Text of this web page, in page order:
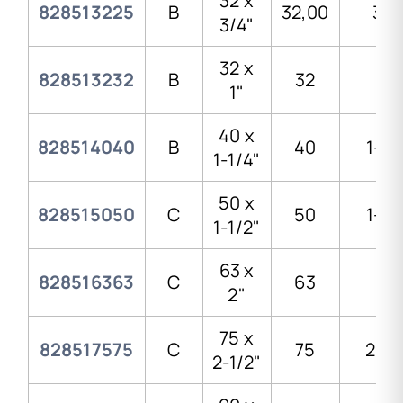
828513225 B
3/4"
32,00 3/
828513232 B
32 x
1"
32
828514040 B
40 x
1-1/4"
40 1-1/
828515050 C
50 x
1-1/2"
50 1-1/
828516363 C
63 x
2"
63
828517575 C
75 x
2-1/2"
75 2-1/